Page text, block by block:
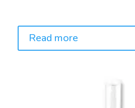
Read more